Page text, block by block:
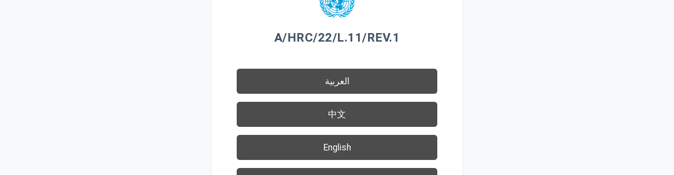
A/HRC/22/L.11/REV.1
العربية
中文
English